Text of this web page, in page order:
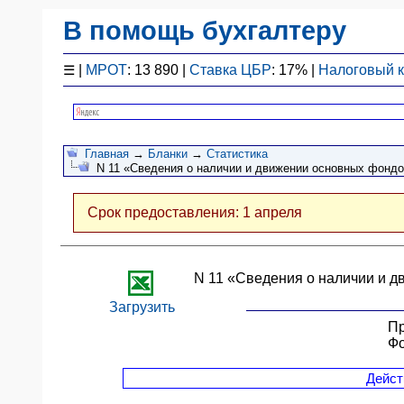
В помощь бухгалтеру
☰ МРОТ: 13 890 |Ставка ЦБР: 17% | Налоговый
Законодательство
F1 - Отчетность
План счетов
Упрощенка
Договоры
Главная → Бланки →Статистика
N 11 «Сведения о наличии и движении основных
Срок предоставления: 1 апреля
Загрузить
N 11 «Сведения о наличии и